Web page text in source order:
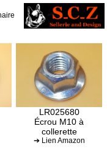
LR025680
Écrou M10 à
collerette
➔ Lien Amazon